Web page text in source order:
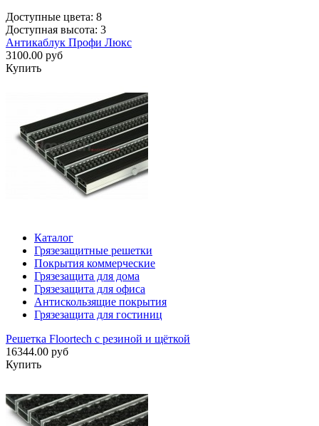
Доступные цвета: 8
Доступная высота: 3
Антикаблук Профи Люкс
3100.00 руб
Купить
Каталог
Грязезащитные решетки
Покрытия коммерческие
Грязезащита для дома
Грязезащита для офиса
Антискользящие покрытия
Грязезащита для гостиниц
Решетка Floortech с резиной и щёткой
16344.00 руб
Купить